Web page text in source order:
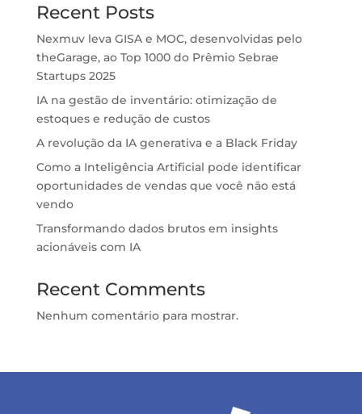
Recent Posts
Nexmuv leva GISA e MOC, desenvolvidas pelo
theGarage, ao Top 1000 do Prêmio Sebrae
Startups 2025
IA na gestão de inventário: otimização de
estoques e redução de custos
A revolução da IA generativa e a Black Friday
Como a Inteligência Artificial pode identificar
oportunidades de vendas que você não está
vendo
Transformando dados brutos em insights
acionáveis com IA
Recent Comments
Nenhum comentário para mostrar.